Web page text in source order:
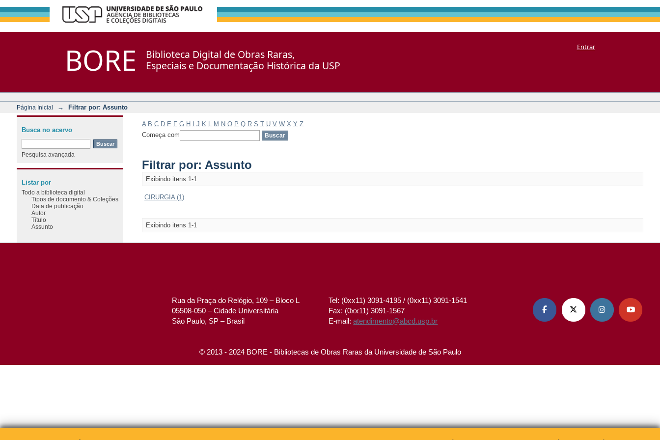
BORE
Biblioteca Digital de Obras Raras,
Especiais e Documentação Histórica da USP
Entrar
Página Inicial → Filtrar por: Assunto
A B C D E F G H J K M N O P Q R S T U V W X Y Z
Começa com
Filtrar por: Assunto
Exibindo itens 1-1
CIRURGIA (1)
Exibindo itens 1-1
Busca no acervo
Pesquisa avançada
Listar por
Todo a biblioteca digital
Tipos de documento & Coleções
Data de publicação
Autor
Título
Assunto
Rua da Praça do Relógio, 109 – Bloco L
05508-050 – Cidade Universitária
São Paulo, SP – Brasil
Tel: (0xx11) 3091-4195 / (0xx11) 3091-1541
Fax: (0xx11) 3091-1567
E-mail:atendimento@abcd.usp.br
   
© 2013 - 2024 BORE - Bibliotecas de Obras Raras da Universidade de São Paulo